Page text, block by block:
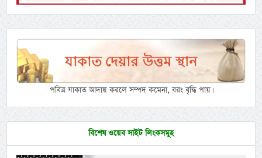
পবিত্র যাকাত আদায় করলে সম্পদ কমেনা, বরং বৃদ্ধি পায়।
বিশেষ ওয়েব সাইট লিংকসমূহ